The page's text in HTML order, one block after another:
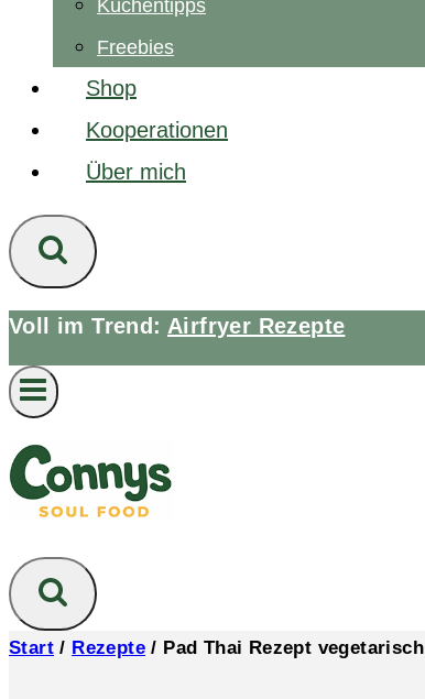
Küchentipps
Freebies
Shop
Kooperationen
Über mich
Voll im Trend: Airfryer Rezepte
Start / Rezepte / Pad Thai Rezept vegetarisch